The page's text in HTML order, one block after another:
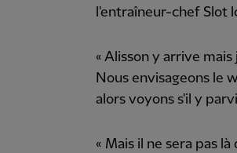
l'entraîneur-chef Slot
« Alisson y arrive
Nous envisageons le
alors voyons s'il y
« Mais il ne sera pas